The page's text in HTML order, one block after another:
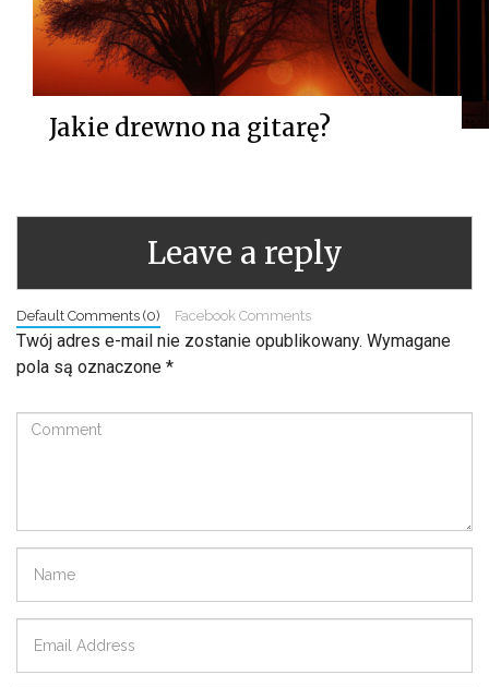
Jakie drewno na gitarę?
Leave a reply
Default Comments (0) Facebook Comments
Twój adres e-mail nie zostanie opublikowany. Wymagane
pola są oznaczone *